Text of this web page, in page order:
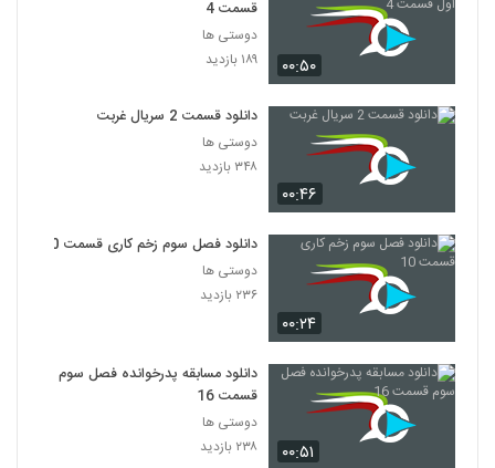
۰۰:۵۰
قسمت 4
دوستی ها
۱۸۹ بازدید
۰۰:۴۶
دانلود قسمت 2 سریال غربت
دوستی ها
۳۴۸ بازدید
۰۰:۲۴
دانلود فصل سوم زخم کاری قسمت 10
دوستی ها
۲۳۶ بازدید
۰۰:۵۱
دانلود مسابقه پدرخوانده فصل سوم
قسمت 16
دوستی ها
۲۳۸ بازدید